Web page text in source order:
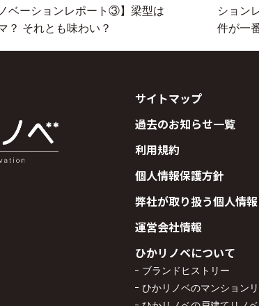
ベーションレポート③】梁型は
？ それとも味わい？
ション
件が一
サイトマップ
過去のお知らせ一覧
利用規約
個人情報保護方針
弊社が取り扱う個人情
運営会社情報
ひかリノベについて
ブランドヒストリー
ひかリノベのマンション